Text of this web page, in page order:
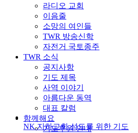
라디오 교회
이음줄
소망의 여인들
TWR 방송신학
자전거 국토종주
TWR 소식
공지사항
기도 제목
사역 이야기
아름다운 동역
대표 칼럼
함께해요
기도후원 안내
NK 지하교회 성도를 위한 기도